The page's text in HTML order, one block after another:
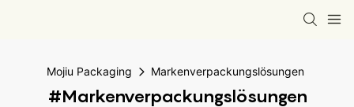
Mojiu Packaging Markenverpackungslösungen
#Markenverpackungslösungen